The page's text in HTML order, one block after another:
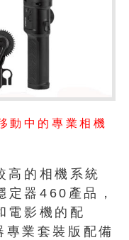
中的專業相機
高的相機系統
器460產品，
電影機的配
業套裝版配備